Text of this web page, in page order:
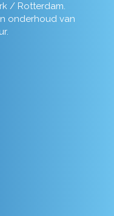
/ Rotterdam.
onderhoud van